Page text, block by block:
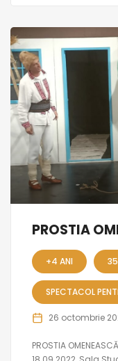
PROSTIA
+4 ANI
SPECTACOL
26 octombrie
PROSTIA